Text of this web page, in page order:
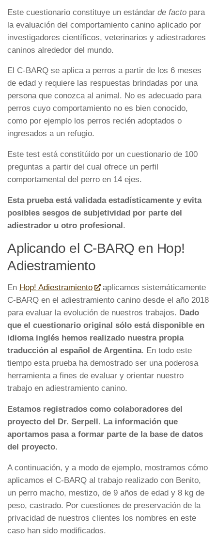
Este cuestionario constituye un estándar de facto para
la evaluación del comportamiento canino aplicado por
investigadores científicos, veterinarios y adiestradores
caninos alrededor del mundo.
El C-BARQ se aplica a perros a partir de los 6 meses
de edad y requiere las respuestas brindadas por una
persona que conozca al animal. No es adecuado para
perros cuyo comportamiento no es bien conocido,
como por ejemplo los perros recién adoptados o
ingresados a un refugio.
Este test está constitúido por un cuestionario de 100
preguntas a partir del cual ofrece un perfil
comportamental del perro en 14 ejes.
Esta prueba está validada estadísticamente y evita
posibles sesgos de subjetividad por parte del
adiestrador u otro profesional.
Aplicando el C-BARQ en Hop!
Adiestramiento
En Hop! Adiestramiento
aplicamos sistemáticamente
C-BARQ en el adiestramiento canino desde el año 2018
para evaluar la evolución de nuestros trabajos. Dado
que el cuestionario original sólo está disponible en
idioma inglés hemos realizado nuestra propia
traducción al español de Argentina. En todo este
tiempo esta prueba ha demostrado ser una poderosa
herramienta a fines de evaluar y orientar nuestro
trabajo en adiestramiento canino.
Estamos registrados como colaboradores del
proyecto del Dr. Serpell. La información que
aportamos pasa a formar parte de la base de datos
del proyecto.
A continuación, y a modo de ejemplo, mostramos cómo
aplicamos el C-BARQ al trabajo realizado con Benito,
un perro macho, mestizo, de 9 años de edad y 8 kg de
peso, castrado. Por cuestiones de preservación de la
privacidad de nuestros clientes los nombres en este
caso han sido modificados.